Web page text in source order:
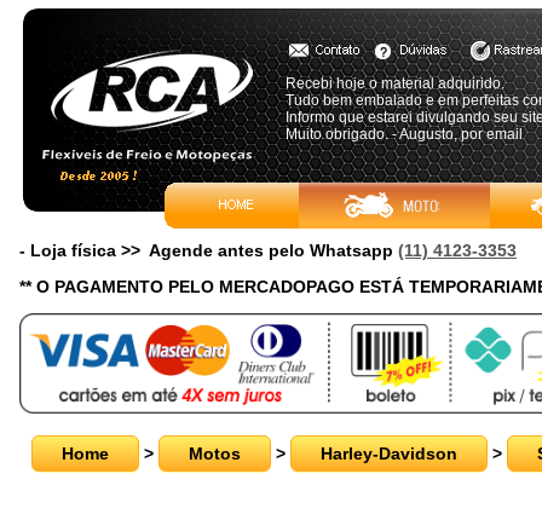
Recebi hoje o material adquirido.
Tudo bem embalado e em perfeitas
Informo que estarei divulgando seu
Muito obrigado. - Augusto, por email
- Loja física >> Agende antes pelo Whatsapp (11) 4123-3353
** O PAGAMENTO PELO MERCADOPAGO ESTÁ
Home > Motos > Harley-Davidson >